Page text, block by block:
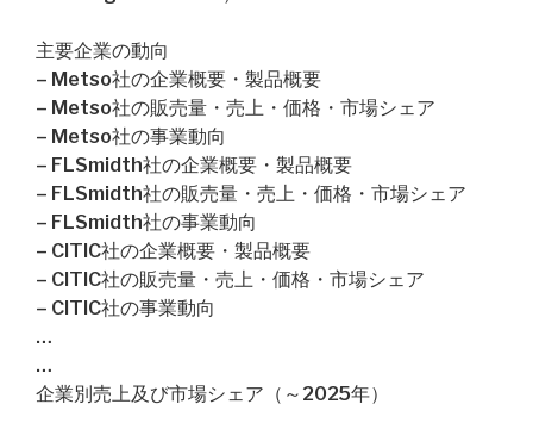
主要企業の動向
– Metso社の企業概要・製品概要
– Metso社の販売量・売上・価格・市場シェア
– Metso社の事業動向
– FLSmidth社の企業概要・製品概要
– FLSmidth社の販売量・売上・価格・市場シェア
– FLSmidth社の事業動向
– CITIC社の企業概要・製品概要
– CITIC社の販売量・売上・価格・市場シェア
– CITIC社の事業動向
…
…
企業別売上及び市場シェア（～2025年）